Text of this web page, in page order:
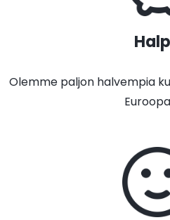
Olemme paljon halvempia